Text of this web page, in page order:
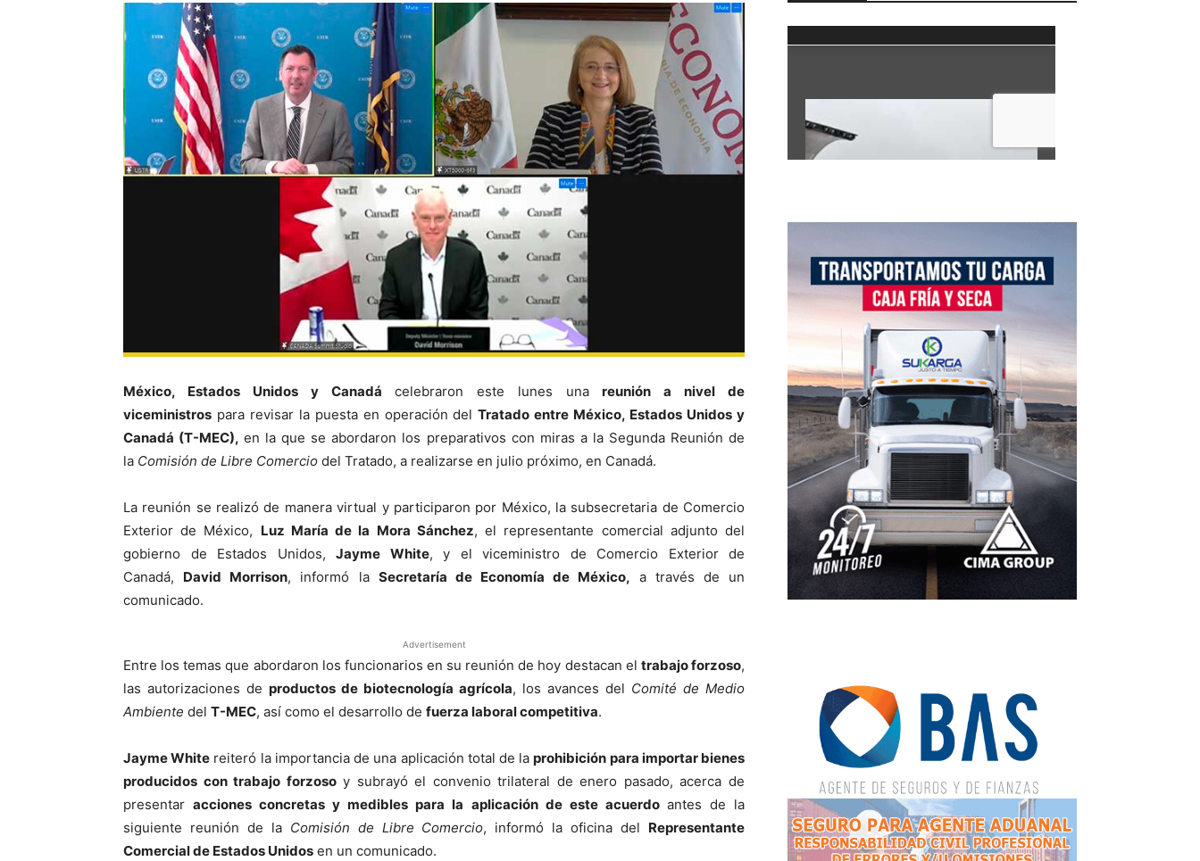
México, Estados Unidos y Canadá celebraron este lunes una reunión a nivel de
viceministros para revisar la puesta en operación delTratado entre México, Estados Unidos y
Canadá (T-MEC),en la que se abordaron los preparativos con miras a la Segunda Reunión de
la Comisión de Libre Comercio del Tratado, a realizarse en julio próximo, en Canadá.
La reunión se realizó de manera virtual y participaron por México, la subsecretaria de Comercio
Exterior de México, Luz María de la Mora Sánchez, el representante comercial adjunto del
gobierno de Estados Unidos, Jayme White, y el viceministro de Comercio Exterior de
Canadá, David Morrison, informó la Secretaría de Economía de México, a través de un
comunicado.
Advertisement
Entre los temas que abordaron los funcionarios en su reunión de hoy destacan el trabajo forzoso,
las autorizaciones de productos de biotecnología agrícola, los avances del Comité de Medio
Ambiente del T-MEC, así como el desarrollo de fuerza laboral competitiva.
Jayme White reiteró la importancia de una aplicación total de laprohibición para importar bienes
producidos con trabajo forzosoy subrayó el convenio trilateral de enero pasado, acerca de
presentaracciones concretas y medibles para la aplicación de este acuerdo antes de la
siguiente reunión de la Comisión de Libre Comercio, informó la oficina del Representante
Comercial de Estados Unidos en un comunicado.